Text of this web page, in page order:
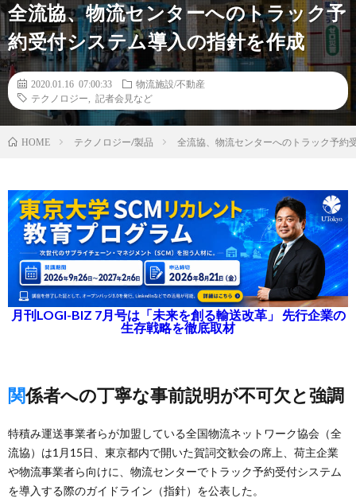
全流協、物流センターへのトラック予
約受付システム導入の指針を作成
2020.01.16 07:00:33
物流施設/不動産
テクノロジー
記者会見など
HOME テクノロジー/製品 全流協、物流センターへのトラック予約
月刊LOGI-BIZ 7月号は「未来を創る輸送改革」 先行企業の
生存戦略を徹底取材
関係者への丁寧な事前説明が不可欠と強調
特積み運送事業者らが加盟している全国物流ネットワーク協会（全
流協）は1月15日、東京都内で開いた賀詞交歓会の席上、荷主企業
や物流事業者ら向けに、物流センターでトラック予約受付システム
を導入する際のガイドライン（指針）を公表した。